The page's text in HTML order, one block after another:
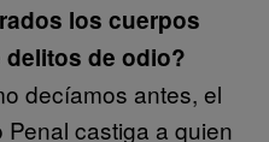
los cuerpos
de odio?
decíamos antes, el
castiga a quien